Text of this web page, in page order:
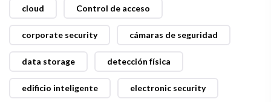
cloud Control de acceso
corporate security cámaras de seguridad
data storage detección física
edificio inteligente electronic security